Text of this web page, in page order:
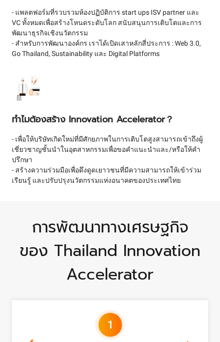
- แพลตฟอร์มที่รวบรวมห้องปฏิบัติการ start ups ISV partner และ
VC ทั้งหมดเพื่อสร้างโหนดระดับโลก สนับสนุนการเติบโตและการ
พัฒนาธุรกิจเชิงนวัตกรรม
- สำหรับการพัฒนาองค์กร เราได้เปิดเสาหลักสี่ประการ : Web 3.0,
Go Thailand, Sustainability และ Digital Platforms
ทำไมต้องสร้าง Innovation Accelerator？
- เพื่อให้บริษัทเกิดใหม่ที่มีศักยภาพในการเติบโตสูงสามารถเข้าถึงผู้
เชี่ยวชาญชั้นนำในอุตสาหกรรมเพื่อขอคำแนะนำและ/หรือให้คำ
ปรึกษา
- สร้างความร่วมมือเพื่อดึงดูดเยาวชนที่มีความสามารถให้เข้าร่วม
เรียนรู้ และปรับปรุงนวัตกรรมแห่งอนาคตของประเทศไทย
การพัฒนาทางเศรษฐกิจ
ของ Thailand Innovation
Accelerator